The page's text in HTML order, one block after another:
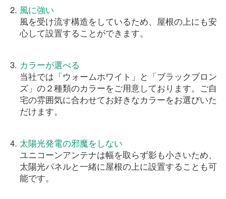
風に強い
風を受け流す構造をしているため、屋根の上にも安
心して設置することができます。
カラーが選べる
当社では「ウォームホワイト」と「ブラックブロン
ズ」の２種類のカラーをご用意しております。ご自
宅の雰囲気に合わせてお好きなカラーをお選びいた
だけます。
太陽光発電の邪魔をしない
ユニコーンアンテナは幅を取らず影も小さいため、
太陽光パネルと一緒に屋根の上に設置することも可
能です。